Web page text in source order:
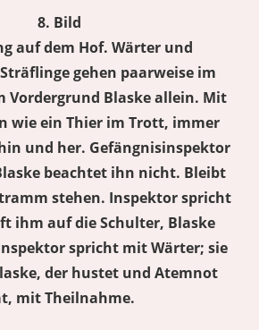
8. Bild
auf dem Hof. Wärter und
gehen paarweise im
Vordergrund Blaske allein. Mit
wie ein Thier im Trott, immer
und her. Gefängnisinspektor
beachtet ihn nicht. Bleibt
stehen. Inspektor spricht
ihm auf die Schulter, Blaske
spricht mit Wärter; sie
der hustet und Atemnot
mit Theilnahme.